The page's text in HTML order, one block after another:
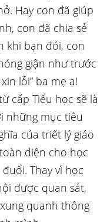
Hay con đã giúp
con đã chia sẻ
khi bạn đói, con
giận như trước
lỗi” ba mẹ ạ!
cấp Tiểu học sẽ là
những mục tiêu
của triết lý giáo
diện cho học
Thay vì học
được quan sát,
quanh thông